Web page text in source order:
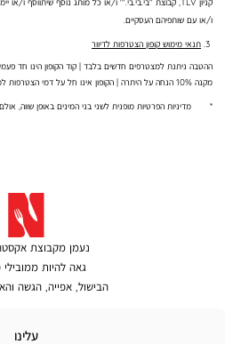
ו/או עם שותפיהם העסקיים.
תנאי מימוש קופון הצטרפות לדיוור
ההטבה ניתנת למצטרפים חדשים בלבד | קוד הקופון הינו חד פעמי
מקנה 10% הנחה על היתרה | הקופון אינו חל על דמי הצטרפות למועדון | כולל כפל מבצעים
* מדיניות הפרטיות מופנית לשני בני המינים באופן שווה,
נעמן מקבוצת
גאה להיות ממובילי
הבישול, אפייה, הגשה
עלינו